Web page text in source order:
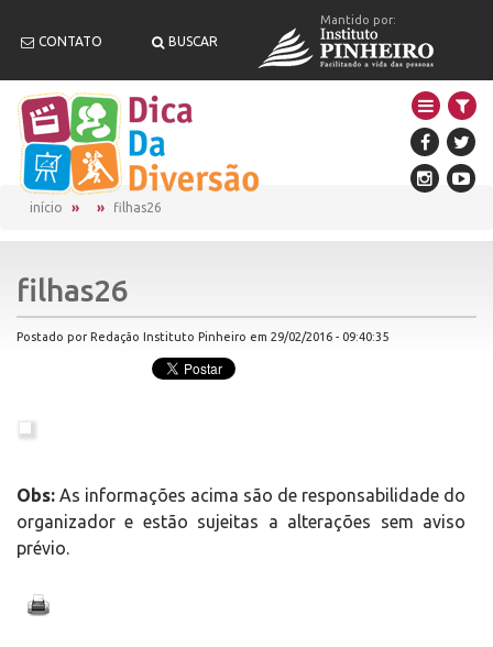
CONTATO BUSCAR
Mantido por:
início filhas26
filhas26
Postado por Redação Instituto Pinheiro em 29/02/2016 - 09:40:35
Obs: As informações acima são de responsabilidade do
organizador e estão sujeitas a alterações sem aviso
prévio.